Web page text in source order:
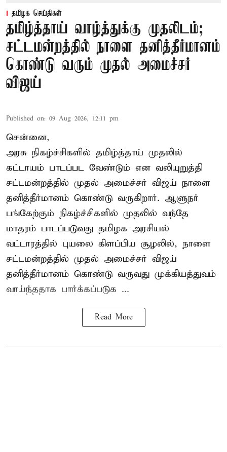
தமிழக செய்திகள்
தமிழ்த்தாய் வாழ்த்துக்கு முதலிடம்;
சட்டமன்றத்தில் நாளை தனித்தீர்மானம்
கொண்டு வரும் முதல் அமைச்சர்
விஜய்
Published on: 09 Aug 2026, 12:11 pm
சென்னை,
அரசு நிகழ்ச்சிகளில் தமிழ்த்தாய் முதலில்
கட்டாயம் பாடப்பட வேண்டும் என வலியுறுத்தி
சட்டமன்றத்தில் முதல் அமைச்சர் விஜய் நாளை
தனித்தீர்மானம் கொண்டு வருகிறார். ஆளுநர்
பங்கேற்கும் நிகழ்ச்சிகளில் முதலில் வந்தே
மாதரம் பாடப்படுவது தமிழக அரசியல்
வட்டாரத்தில் புயலை கிளப்பிய சூழலில், நாளை
சட்டமன்றத்தில் முதல் அமைச்சர் விஜய்
தனித்தீர்மானம் கொண்டு வருவது முக்கியத்துவம்
வாய்ந்ததாக பார்க்கப்படுக ...
Read More